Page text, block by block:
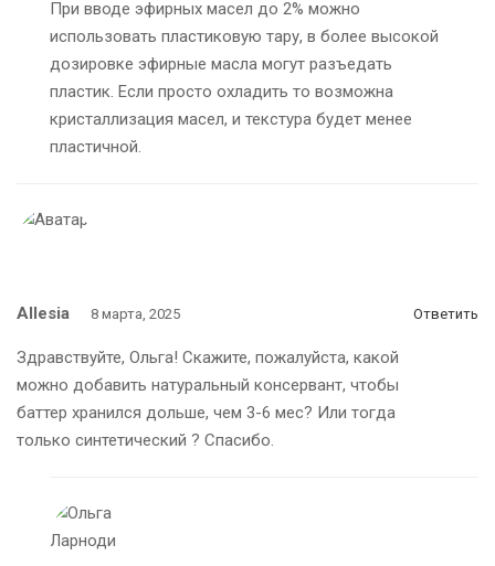
При вводе эфирных масел до 2% можно
использовать пластиковую тару, в более высокой
дозировке эфирные масла могут разъедать
пластик. Если просто охладить то возможна
кристаллизация масел, и текстура будет менее
пластичной.
Allesia 8 марта, 2025 Ответить
Здравствуйте, Ольга! Скажите, пожалуйста, какой
можно добавить натуральный консервант, чтобы
баттер хранился дольше, чем 3-6 мес? Или тогда
только синтетический ? Спасибо.